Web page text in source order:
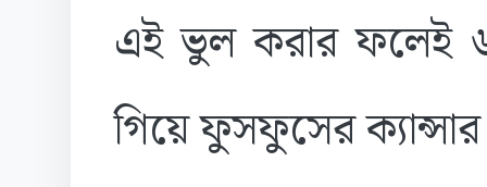
এই ভুল করার ফলেই
গিয়ে ফুসফুসের